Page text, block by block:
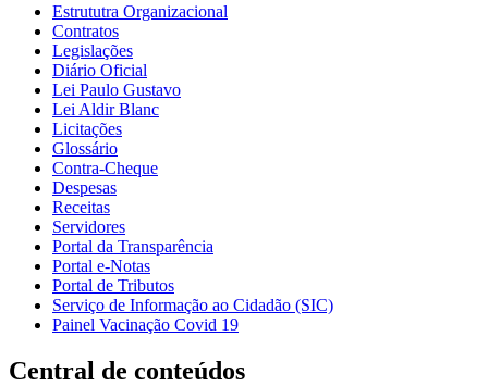
Estrututra Organizacional
Contratos
Legislações
Diário Oficial
Lei Paulo Gustavo
Lei Aldir Blanc
Licitações
Glossário
Contra-Cheque
Despesas
Receitas
Servidores
Portal da Transparência
Portal e-Notas
Portal de Tributos
Serviço de Informação ao Cidadão (SIC)
Painel Vacinação Covid 19
Central de conteúdos